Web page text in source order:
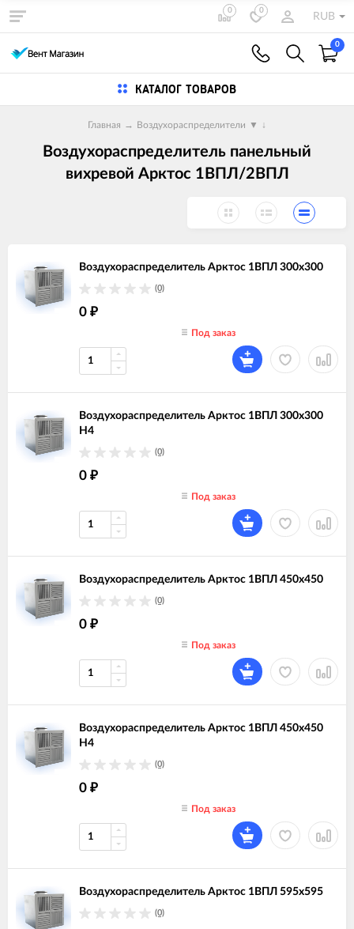
0 0
RUB
0
КАТАЛОГ ТОВАРОВ
Главная → Воздухораспределители ▼ ↓
Воздухораспределитель панельный
вихревой Арктос 1ВПЛ/2ВПЛ
Воздухораспределитель Арктос 1ВПЛ 300х300
(0)
0 ₽
Под заказ
Воздухораспределитель Арктос 1ВПЛ 300х300
Н4
(0)
0 ₽
Под заказ
Воздухораспределитель Арктос 1ВПЛ 450х450
(0)
0 ₽
Под заказ
Воздухораспределитель Арктос 1ВПЛ 450х450
Н4
(0)
0 ₽
Под заказ
Воздухораспределитель Арктос 1ВПЛ 595х595
(0)